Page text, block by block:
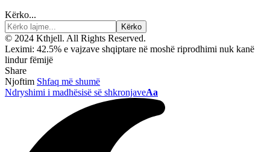
Kërko...
© 2024 Kthjell. All Rights Reserved.
Leximi: 42.5% e vajzave shqiptare në moshë riprodhimi nuk kanë
lindur fëmijë
Share
Njoftim Shfaq më shumë
Ndryshimi i madhësisë së shkronjaveAa